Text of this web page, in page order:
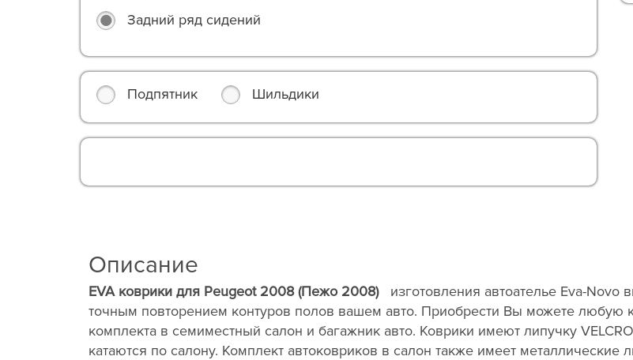
Задний ряд сидений
Подпятник Шильдики
Описание
EVA коврики для Peugeot 2008 (Пежо 2008) изготовления автоателье Eva-
точным повторением контуров полов вашем авто. Приобрести Вы можете любую
комплекта в семиместный салон и багажник авто. Коврики имеют липучку
катаются по салону. Комплект автоковриков в салон также имеет